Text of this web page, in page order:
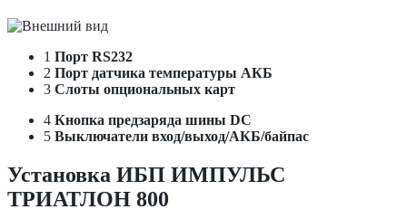
1 Порт RS232
2 Порт датчика температуры АКБ
3 Слоты опциональных карт
4 Кнопка предзаряда шины DC
5 Выключатели вход/выход/АКБ/байпас
Установка ИБП ИМПУЛЬС
ТРИАТЛОН 800